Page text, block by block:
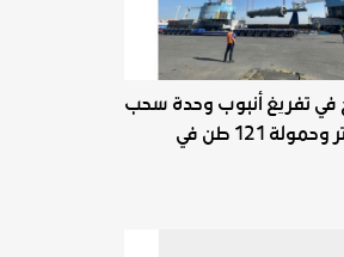
في تفريغ أنبوب وحدة سحب
بطول 35 متر وحمولة 121 طن في